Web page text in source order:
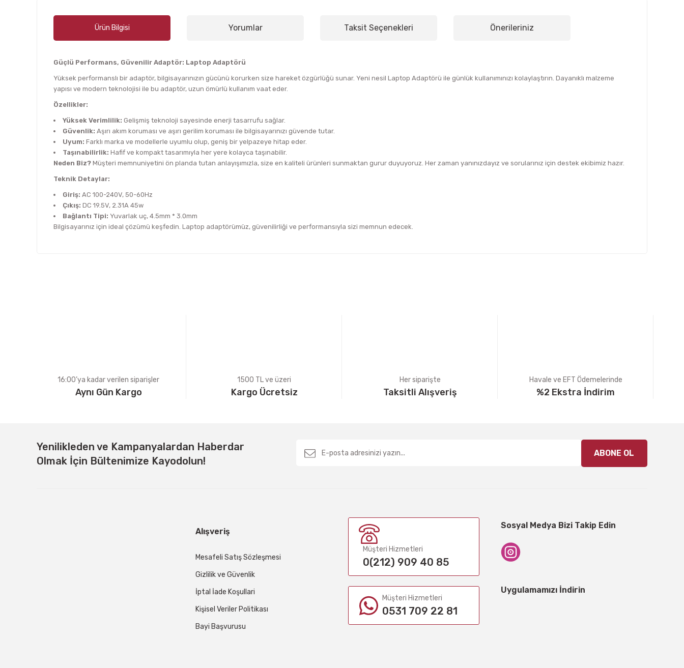
Ürün Bilgisi Yorumlar Taksit Seçenekleri Önerileriniz
Güçlü Performans, Güvenilir Adaptör: Laptop Adaptörü
Yüksek performanslı bir adaptör, bilgisayarınızın gücünü korurken size hareket özgürlüğü sunar. Yeni nesil Laptop Adaptörü ile günlük kullanımınızı kolaylaştırın. Dayanıklı malzeme
yapısı ve modern teknolojisi ile bu adaptör, uzun ömürlü kullanım vaat eder.
Özellikler:
Yüksek Verimlilik: Gelişmiş teknoloji sayesinde enerji tasarrufu sağlar.
Güvenlik: Aşırı akım koruması ve aşırı gerilim koruması ile bilgisayarınızı güvende tutar.
Uyum: Farklı marka ve modellerle uyumlu olup, geniş bir yelpazeye hitap eder.
Taşınabilirlik: Hafif ve kompakt tasarımıyla her yere kolayca taşınabilir.
Neden Biz? Müşteri memnuniyetini ön planda tutan anlayışımızla, size en kaliteli ürünleri sunmaktan gurur duyuyoruz. Her zaman yanınızdayız ve sorularınız için destek ekibimiz hazır.
Teknik Detaylar:
Giriş: AC 100-240V, 50-60Hz
Çıkış: DC 19.5V, 2.31A 45w
Bağlantı Tipi: Yuvarlak uç, 4.5mm * 3.0mm
Bilgisayarınız için ideal çözümü keşfedin. Laptop adaptörümüz, güvenilirliği ve performansıyla sizi memnun edecek.
16:00’ya kadar verilen siparişler
Aynı Gün Kargo
1500 TL ve üzeri
Kargo Ücretsiz
Her siparişte
Taksitli Alışveriş
Havale ve EFT Ödemelerinde
%2 Ekstra İndirim
Yenilikleden ve Kampanyalardan Haberdar
Olmak İçin Bültenimize Kayodolun!
ABONE OL
Alışveriş
Mesafeli Satış Sözleşmesi
Gizlilik ve Güvenlik
İptal İade Koşullari
Kişisel Veriler Politikası
Bayi Başvurusu
Müşteri Hizmetleri
0(212) 909 40 85
Müşteri Hizmetleri
0531 709 22 81
Sosyal Medya Bizi Takip Edin
Uygulamamızı İndirin